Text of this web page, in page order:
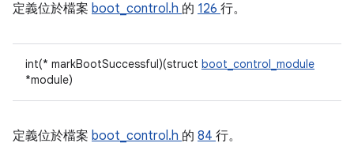
定義位於檔案 boot_control.h 的 126 行。
int(* markBootSuccessful)(struct boot_control_module
*module)
定義位於檔案 boot_control.h 的 84 行。